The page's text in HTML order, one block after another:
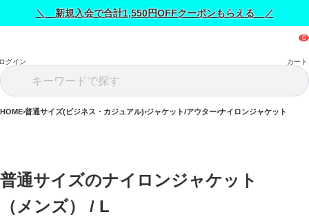
＼ 新規入会で合計1,550円OFFクーポンもらえる ／
グイン カート
HOME 普通サイズ(ビジネス・カジュアル) ジャケット/アウター ナイロンジャケット
普通サイズのナイロンジャケット
（メンズ） / L